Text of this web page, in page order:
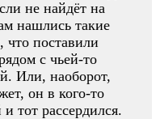
не найдёт на
нашлись такие
что поставили
с чьей-то
Или, наоборот,
он в кого-то
тот рассердился.